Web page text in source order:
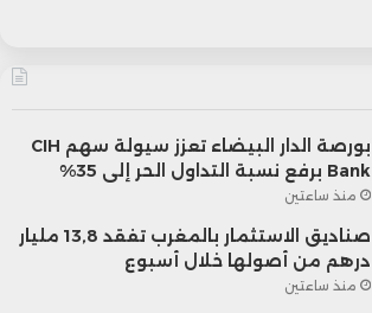
بورصة الدار البيضاء تعزز سيولة سهم CIH
Bank برفع نسبة التداول الحر إلى 35%
منذ ساعتين
صناديق الاستثمار بالمغرب تفقد 13,8 مليار
درهم من أصولها خلال أسبوع
منذ ساعتين